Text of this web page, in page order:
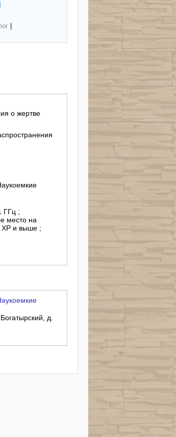
|
о жертве
ГГц ;
место на
XP и выше ;
д.